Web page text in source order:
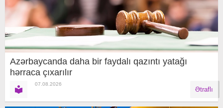
Azərbaycanda daha bir faydalı qazıntı yatağı
hərraca çıxarılır
07.08.2026
Ətraflı